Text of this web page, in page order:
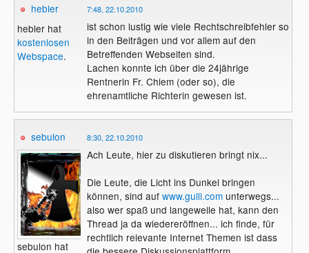
auch noch glauben.
Mich interessiert der Fall als solcher weil
alles so aufgebauscht wird und verwirrend
ist. Man kann so langsam keinem mehr
glauben. Verdächtig ist nur daß keine
Justiz eingreift und das seit gute 3 Jahre ,
wenn alles so stimmt, was hier von einigen
geschrieben wird. Das sollte doch den
dümmsten Staatsanwalt auf die Barikaden
bringen. Auch die Arbeitargentur, bei der
der Betrieb gemeldet ist, hat keinerlei
negative Einträge (habe mich erkundigt).
Bei einer Betrugsmasche hätte sicherlich
der eine oder andere sich dort gemeldet
und eine Beschwerde eingereicht oder die
Staatsanwaltschaft hätte Meldung
gemacht.
hebler
hebler hat
kostenlosen
Webspace.
7:48, 22.10.2010
ist schon lustig wie viele Rechtschreibfehler so
in den Beiträgen und vor allem auf den
Betreffenden Webseiten sind.
Lachen konnte ich über die 24jährige
Rentnerin Fr. Chiem (oder so), die
ehrenamtliche Richterin gewesen ist.
sebulon
sebulon hat
8:30, 22.10.2010
Ach Leute, hier zu diskutieren bringt nix...
Die Leute, die Licht ins Dunkel bringen
können, sind auf www.gulli.comunterwegs...
also wer spaß und langeweile hat, kann den
Thread ja da wiedereröffnen... ich finde, für
rechtlich relevante Internet Themen ist dass